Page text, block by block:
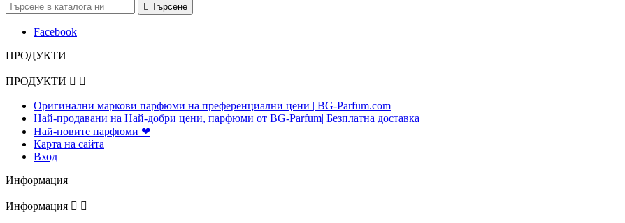
 Търсене
Facebook
ПРОДУКТИ
ПРОДУКТИ  
Оригинални маркови парфюми на преференциални цени | BG-Parfum.com
Най-продавани на Най-добри цени, парфюми от BG-Parfum| Безплатна доставка
Най-новите парфюми ❤
Карта на сайта
Вход
Информация
Информация  